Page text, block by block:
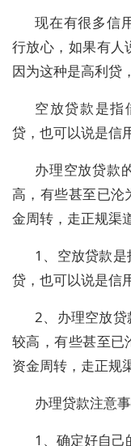
现在有很多信
行放心，如果有人
因为这种是高利贷
空放贷款是指
贷，也可以说是信
办理空放贷款
高，有些甚至已沦
金周转，走正规渠
1、空放贷款
贷，也可以说是信
2、办理空放
较高，有些甚至已
资金周转，走正规
办理贷款注意事
1、确定好自己